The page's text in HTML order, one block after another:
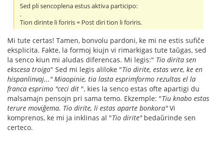
Sed pli sencoplena estus aktiva participo:
.
Tion dirinte li foriris = Post diri tion li foriris.
Mi tute certas! Tamen, bonvolu pardoni, ke mi ne estis sufiĉe
eksplicita. Fakte, la formoj kiujn vi rimarkigas tute taŭgas, sed
la senco kiun mi aludas diferencas. Mi legis:" Tio dirita sen
ekscesa troigo" Sed mi legis aliloke "Tio dirite, estas vere, ke en
hispanlinvaj..." Miaopinie, tia lasta esprimformo rezultas el la
franca esprimo "ceci dit ", kies la senco estas ofte apartigi du
malsamajn pensojn pri sama temo. Ekzemple: "Tiu knabo estas
terure moviĝema. Tio dirite, li estas aparte bonkora"Vi
komprenos, ke mi ja inklinas al "Tio dirite"bedaŭrinde sen
certeco.